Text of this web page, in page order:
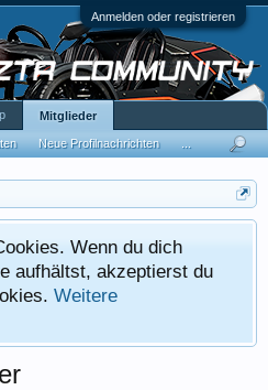
Anmelden oder registrieren
Wenn du dich
aufhältst, akzeptierst du
Weitere
Mitglieder
Neue Profilnachrichten